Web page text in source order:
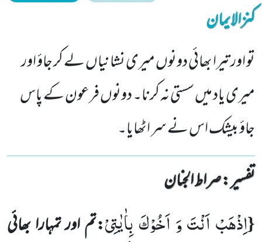
کنزالایمان
تو اور تیرا بھائی دونوں میری نشانیاں لے کر جاؤ اور
میری یاد میں سستی نہ کرنا۔ دونوں فرعون کے پاس
جاؤ بیشک اس نے سر اٹھایا۔
تفسیر : ‎صراط الجنان
{اِذْهَبْ اَنْتَ وَ اَخُوْكَ بِاٰیٰتِیْ:تم اور تمہارا بھائی